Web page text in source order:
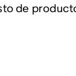
de